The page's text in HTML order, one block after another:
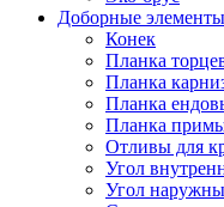
Доборные
Конек
Планка
Планка
Планка
Планка
Отливы для
Угол
Угол